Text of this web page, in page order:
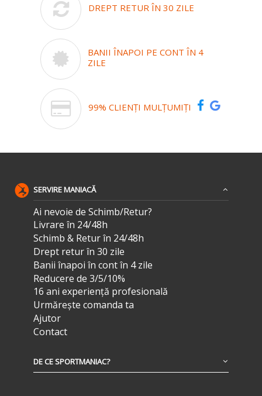
DREPT RETUR ÎN 30 ZILE
BANII ÎNAPOI PE CONT ÎN 4
ZILE
99% CLIENȚI MULȚUMIȚI
SERVIRE MANIACĂ
Ai nevoie de Schimb/Retur?
Livrare în 24/48h
Schimb & Retur în 24/48h
Drept retur în 30 zile
Banii înapoi în cont în 4 zile
Reducere de 3/5/10%
16 ani experiență profesională
Urmărește comanda ta
Ajutor
Contact
DE CE SPORTMANIAC?